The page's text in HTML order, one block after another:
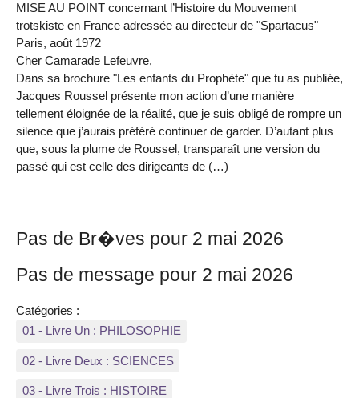
MISE AU POINT concernant l’Histoire du Mouvement
trotskiste en France adressée au directeur de "Spartacus"
Paris, août 1972
Cher Camarade Lefeuvre,
Dans sa brochure "Les enfants du Prophète" que tu as publiée,
Jacques Roussel présente mon action d’une manière
tellement éloignée de la réalité, que je suis obligé de rompre un
silence que j’aurais préféré continuer de garder. D’autant plus
que, sous la plume de Roussel, transparaît une version du
passé qui est celle des dirigeants de (…)
Pas de Br�ves pour 2 mai 2026
Pas de message pour 2 mai 2026
Catégories :
01 - Livre Un : PHILOSOPHIE
02 - Livre Deux : SCIENCES
03 - Livre Trois : HISTOIRE